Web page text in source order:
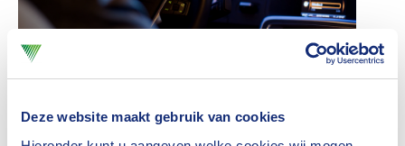
Deze website maakt gebruik van cookies
De NOS pakte zondagmiddag flink uit met het